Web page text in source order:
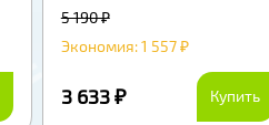
5 190 ₽
Экономия: 1 557 ₽
3 633 ₽ Купить